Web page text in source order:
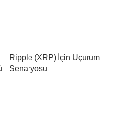
Ripple (XRP) İçin Uçurum
Senaryosu